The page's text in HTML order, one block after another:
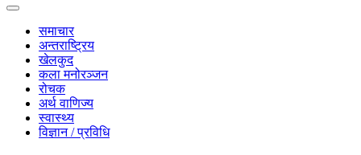
समाचार
अन्तराष्ट्रिय
खेलकुद
कला मनोरञ्जन
रोचक
अर्थ वाणिज्य
स्वास्थ्य
विज्ञान / प्रविधि